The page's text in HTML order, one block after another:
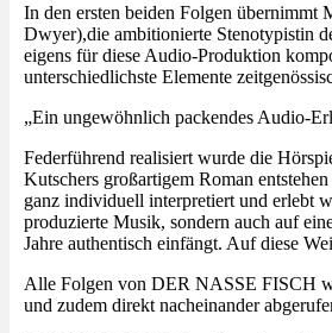
In den ersten beiden Folgen
Dwyer),die ambitionierte Stenotypistin
eigens für diese Audio-Produktion
unterschiedlichste Elemente
„Ein ungewöhnlich packendes Audio-
Federführend realisiert wurde die
Kutschers großartigem Roman
ganz individuell interpretiert und erlebt
produzierte Musik, sondern auch auf
Jahre authentisch einfängt. Auf diese
Alle Folgen von DER NASSE FISCH
und zudem direkt nacheinander